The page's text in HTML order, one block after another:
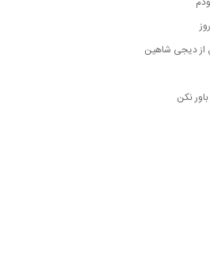
از دیجی شاهین
نکن